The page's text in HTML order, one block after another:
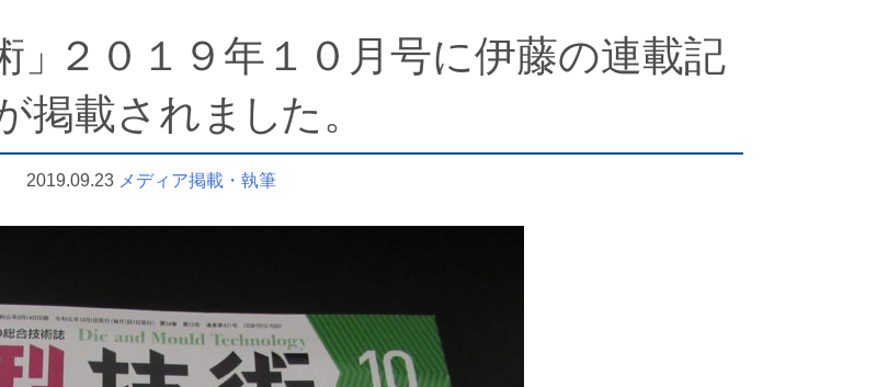
」 ２０１９年１０月号に伊藤の連載記
掲載され ま した 。
2019.09.23 メディア掲載・執筆